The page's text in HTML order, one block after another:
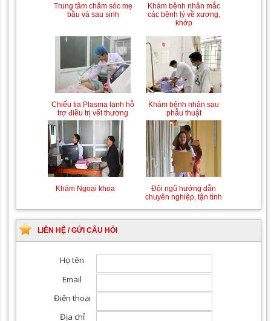
Trung tâm chăm sóc mẹ
bầu và sau sinh
Khám bệnh nhân mắc
các bệnh lý về xương,
khớp
Chiếu tia Plasma lạnh hỗ
trợ điều trị vết thương
Khám bệnh nhân sau
phẫu thuật
Khám Ngoại khoa
Đội ngũ hướng dẫn
chuyên nghiệp, tận tình
LIÊN HỆ / GỬI CÂU HỎI